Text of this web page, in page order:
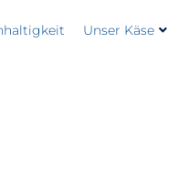
Unser Käse